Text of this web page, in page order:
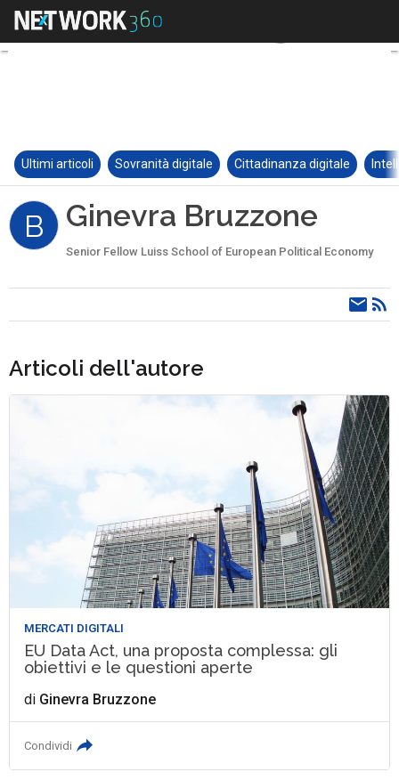
Ultimi articoli Sovranità digitale Cittadinanza digitale
B Ginevra Bruzzone
Senior Fellow Luiss School of European Political Economy
Articoli dell'autore
MERCATI DIGITALI
EU Data Act, una proposta complessa: gli
obiettivi e le questioni aperte
di Ginevra Bruzzone
Condividi